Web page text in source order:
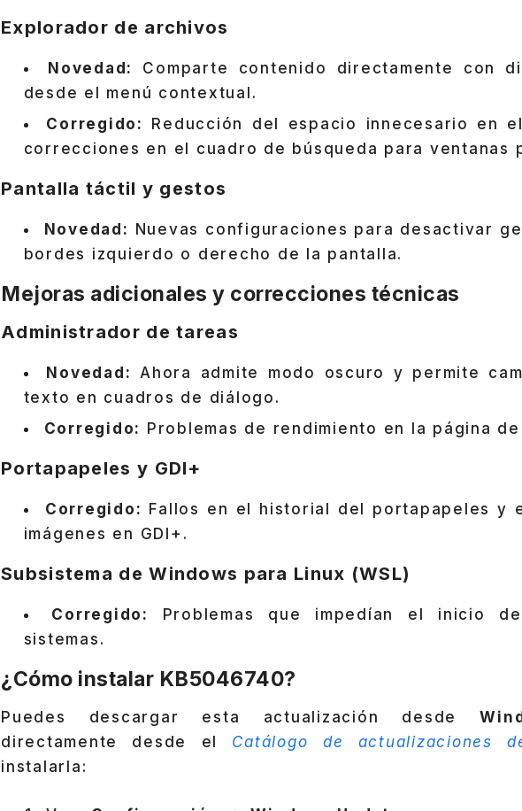
Explorador de archivos
Novedad:
Comparte contenido directamente con
desde el menú contextual.
Corregido:
Reducción del espacio innecesario en
correcciones en el cuadro de búsqueda para ventanas
Pantalla táctil y gestos
Novedad: Nuevas configuraciones para desactivar
bordes izquierdo o derecho de la pantalla.
Mejoras adicionales y correcciones técnicas
Administrador de tareas
Novedad: Ahora admite modo oscuro y permite
texto en cuadros de diálogo.
Corregido: Problemas de rendimiento en la página
Portapapeles y GDI+
Corregido: Fallos en el historial del portapapeles y
imágenes en GDI+.
Subsistema de Windows para Linux (WSL)
Corregido:
Problemas que impedían el inicio
sistemas.
¿Cómo instalar KB5046740?
Puedes descargar esta actualización desde
directamente desde el Catálogo de actualizaciones
instalarla: